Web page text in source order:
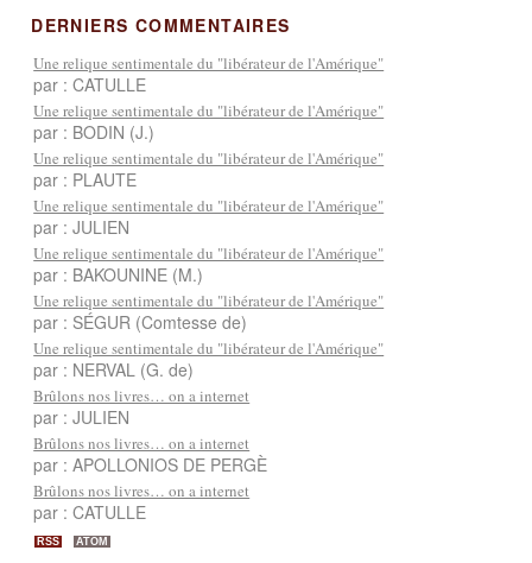
DERNIERS COMMENTAIRES
Une relique sentimentale du "libérateur de l'Amérique"
par : CATULLE
Une relique sentimentale du "libérateur de l'Amérique"
par : BODIN (J.)
Une relique sentimentale du "libérateur de l'Amérique"
par : PLAUTE
Une relique sentimentale du "libérateur de l'Amérique"
par : JULIEN
Une relique sentimentale du "libérateur de l'Amérique"
par : BAKOUNINE (M.)
Une relique sentimentale du "libérateur de l'Amérique"
par : SÉGUR (Comtesse de)
Une relique sentimentale du "libérateur de l'Amérique"
par : NERVAL (G. de)
Brûlons nos livres… on a internet
par : JULIEN
Brûlons nos livres… on a internet
par : APOLLONIOS DE PERGÈ
Brûlons nos livres… on a internet
par : CATULLE
RSS ATOM